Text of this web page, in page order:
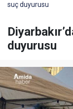
suç duyurusu
duyurusu